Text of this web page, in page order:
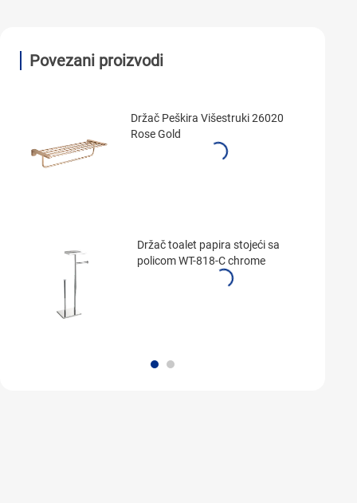
Povezani proizvodi
Držač Peškira Višestruki 26020
Rose Gold
Držač toalet papira stojeći sa
policom WT-818-C chrome